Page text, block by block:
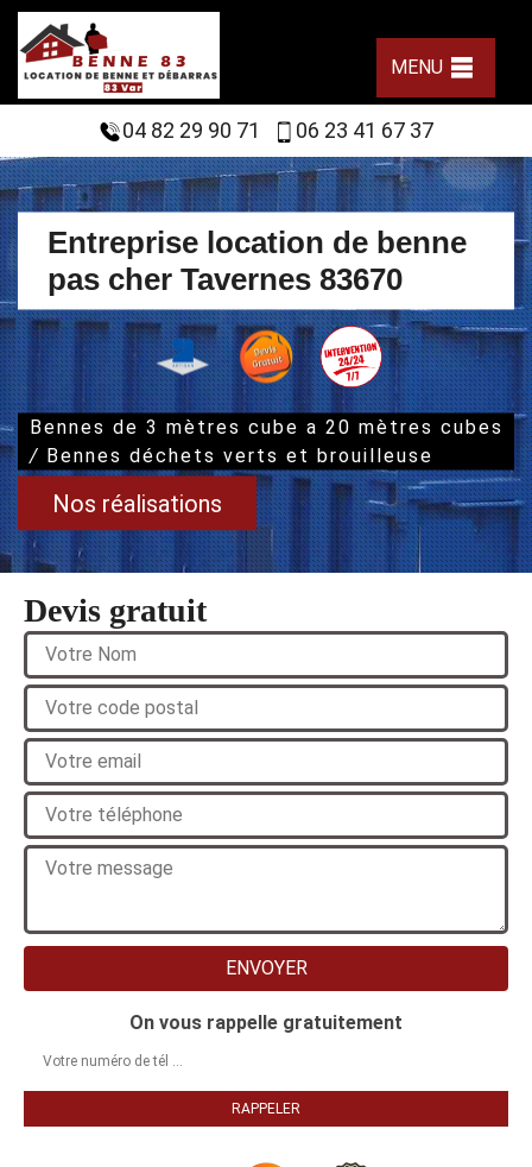
MENU
04 82 29 90 71 06 23 41 67 37
Entreprise location de benne
pas cher Tavernes 83670
Bennes de 3 mètres cube a 20 mètres cubes
/ Bennes déchets verts et brouilleuse
Nos réalisations
Devis gratuit
On vous rappelle gratuitement